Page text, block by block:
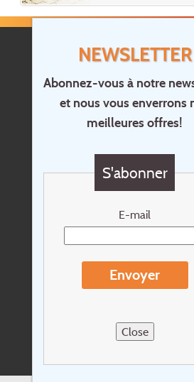
NEWSLETTER
Abonnez-vous à notre
et nous vous enverrons
meilleures offres!
S'abonner
E-mail
Envoyer
Close
Accueil
Contact
Questions?
Newsletter
Conditions de
Sitemap